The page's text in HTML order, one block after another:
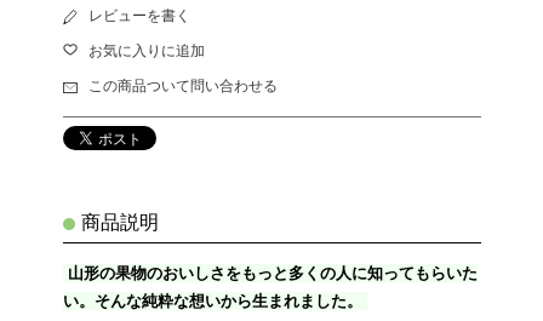
レビューを書く
お気に入りに追加
この商品ついて問い合わせる
商品説明
山形の果物のおいしさをもっと多くの人に知ってもらいた
い。そんな純粋な想いから生まれました。